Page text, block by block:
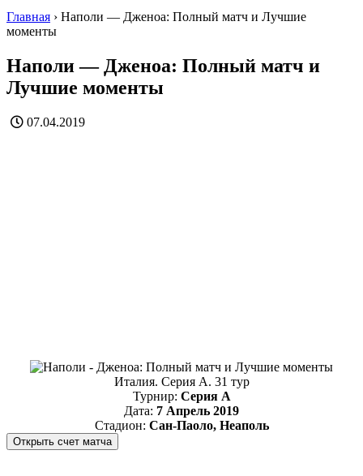
Главная › Наполи — Дженоа: Полный матч и Лучшие
моменты
Наполи — Дженоа: Полный матч и
Лучшие моменты
07.04.2019
Италия. Серия А. 31 тур
Турнир: Серия А
Дата: 7 Апрель 2019
Стадион: Сан-Паоло, Неаполь